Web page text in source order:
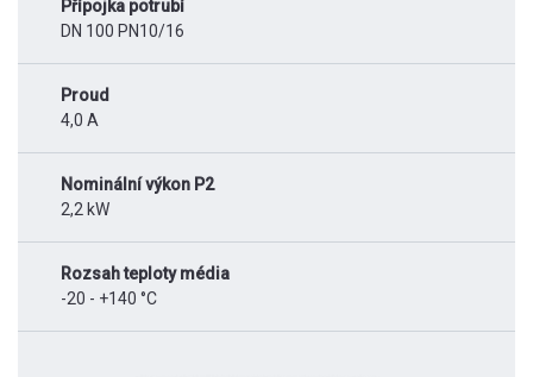
Přípojka potrubí
DN 100 PN10/16
Proud
4,0 A
Nominální výkon P2
2,2 kW
Rozsah teploty média
-20 - +140 °C